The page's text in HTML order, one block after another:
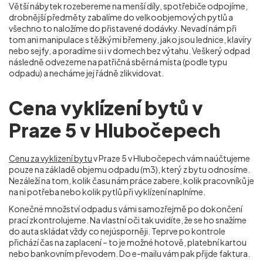
Větší nábytek rozebereme na menší díly, spotřebiče odpojíme,
drobnější předměty zabalíme do velkoobjemových pytlů a
všechno to naložíme do přistavené dodávky. Nevadí nám při
tom ani manipulace s těžkými břemeny, jako jsou lednice, klavíry
nebo sejfy, a poradíme si i v domech bez výtahu. Veškerý odpad
následně odvezeme na patřičná sběrná místa (podle typu
odpadu) a necháme jej řádně zlikvidovat.
Cena vyklízení bytů v
Praze 5 v Hlubočepech
Cenu za vyklizení bytuv Praze 5 v Hlubočepech vám naúčtujeme
pouze na základě objemu odpadu (m3), který z bytu odnosíme.
Nezáleží na tom, kolik času nám práce zabere, kolik pracovníků je
na ni potřeba nebo kolik pytlů při vyklízení naplníme.
Konečné množství odpadu s vámi samozřejmě po dokončení
prací zkontrolujeme. Na vlastní oči tak uvidíte, že se ho snažíme
do auta skládat vždy co nejúsporněji. Teprve po kontrole
přichází čas na zaplacení – to je možné hotově, platební kartou
nebo bankovním převodem. Do e-mailu vám pak přijde faktura.